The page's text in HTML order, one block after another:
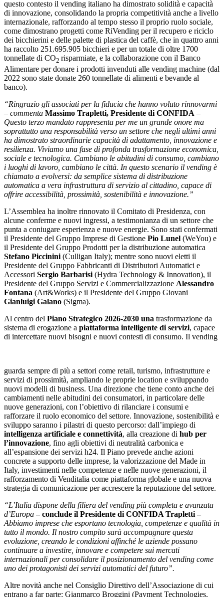
questo contesto il vending italiano ha dimostrato solidità e capacità
di innovazione, consolidando la propria competitività anche a livello
internazionale, rafforzando al tempo stesso il proprio ruolo sociale,
come dimostrano progetti come RiVending per il recupero e riciclo
dei bicchierini e delle palette di plastica del caffè, che in quattro anni
ha raccolto 251.695.905 bicchieri e per un totale di oltre 1700
tonnellate di CO2 risparmiate, e la collaborazione con il Banco
Alimentare per donare i prodotti invenduti alle vending machine (dal
2022 sono state donate 260 tonnellate di alimenti e bevande al
banco).
“Ringrazio gli associati per la fiducia che hanno voluto rinnovarmi
– commenta Massimo Trapletti, Presidente di CONFIDA –
Questo terzo mandato rappresenta per me un grande onore ma
soprattutto una responsabilità verso un settore che negli ultimi anni
ha dimostrato straordinarie capacità di adattamento, innovazione e
resilienza. Viviamo una fase di profonda trasformazione economica,
sociale e tecnologica. Cambiano le abitudini di consumo, cambiano
i luoghi di lavoro, cambiano le città. In questo scenario il vending è
chiamato a evolversi: da semplice sistema di distribuzione
automatica a vera infrastruttura di servizio al cittadino, capace di
offrire accessibilità, prossimità, sostenibilità e innovazione.”
L’Assemblea ha inoltre rinnovato il Comitato di Presidenza, con
alcune conferme e nuovi ingressi, a testimonianza di un settore che
punta a coniugare esperienza e nuove energie. Sono stati confermati
il Presidente del Gruppo Imprese di Gestione Pio Lunel (WeYou) e
il Presidente del Gruppo Prodotti per la distribuzione automatica
Stefano Piccinini (Culligan Italy); mentre sono nuovi eletti il
Presidente del Gruppo Fabbricanti di Distributori Automatici e
Accessori Sergio Barbarisi (Hydra Technology & Innovation), il
Presidente del Gruppo Servizi e Commercializzazione Alessandro
Fontana (Art&Works) e il Presidente del Gruppo Giovani
Gianluigi Galano (Sigma).
Al centro del Piano Strategico 2026-2030 una trasformazione da
sistema di erogazione a piattaforma intelligente di servizi, capace
di intercettare nuovi bisogni e nuovi contesti di consumo. Il vending
guarda sempre di più a settori come retail, turismo, infrastrutture e
servizi di prossimità, ampliando le proprie location e sviluppando
nuovi modelli di business. Una direzione che tiene conto anche dei
cambiamenti nelle abitudini dei consumatori, in particolare delle
nuove generazioni, con l’obiettivo di rilanciare i consumi e
rafforzare il ruolo economico del settore. Innovazione, sostenibilità e
sviluppo saranno i pilastri di questo percorso: dall’impiego di
intelligenza artificiale e connettività, alla creazione di hub per
l’innovazione, fino agli obiettivi di neutralità carbonica e
all’espansione dei servizi h24. Il Piano prevede anche azioni
concrete a supporto delle imprese, la valorizzazione del Made in
Italy, investimenti nelle competenze e nelle nuove generazioni, il
rafforzamento di Venditalia come piattaforma globale e una nuova
strategia di comunicazione per accrescere la reputazione del settore.
“L’Italia dispone della filiera del vending più completa e avanzata
d’Europa– conclude il Presidente di CONFIDA Trapletti –
Abbiamo imprese che esportano tecnologia, competenze e qualità in
tutto il mondo. Il nostro compito sarà accompagnare questa
evoluzione, creando le condizioni affinché le aziende possano
continuare a investire, innovare e competere sui mercati
internazionali per consolidare il posizionamento del vending come
uno dei protagonisti dei servizi automatici del futuro”.
Altre novità anche nel Consiglio Direttivo dell’Associazione di cui
entrano a far parte: Gianmarco Broggini (Payment Technologies,